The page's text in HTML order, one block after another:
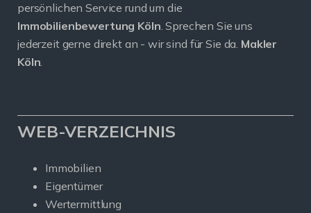
persönlichen Service rund um die
Immobilienbewertung Köln. Sprechen Sie uns
jederzeit gerne direkt an - wir sind für Sie da. Makler
Köln.
WEB-VERZEICHNIS
Immobilien
Eigentümer
Wertermittlung